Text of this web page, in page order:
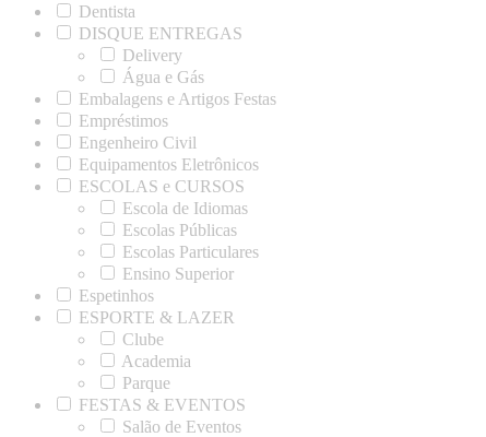
Dentista
DISQUE ENTREGAS
Delivery
Água e Gás
Embalagens e Artigos Festas
Empréstimos
Engenheiro Civil
Equipamentos Eletrônicos
ESCOLAS e CURSOS
Escola de Idiomas
Escolas Públicas
Escolas Particulares
Ensino Superior
Espetinhos
ESPORTE & LAZER
Clube
Academia
Parque
FESTAS & EVENTOS
Salão de Eventos